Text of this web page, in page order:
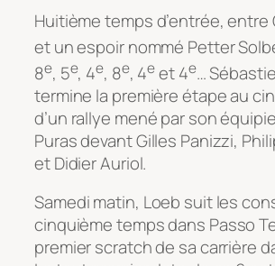
Huitième temps d’entrée, entre
et un espoir nommé Petter
8e, 5e, 4e, 8e, 4eet 4e…
termine la première étape au
d’un rallye mené par son
Puras devant Gilles Panizzi,
et Didier Auriol.
Samedi matin, Loeb suit les
cinquième temps dans Passo
premier scratch de sa carrière